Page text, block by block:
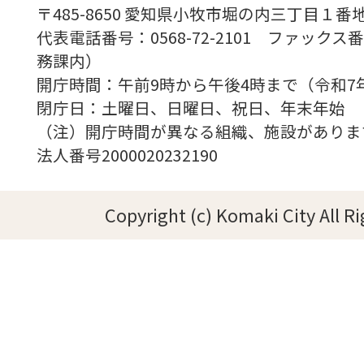
〒485-8650 愛知県小牧市堀の内三丁目１番
代表電話番号：0568-72-2101 ファックス
務課内）
開庁時間：午前9時から午後4時まで（令
閉庁日：土曜日、日曜日、祝日、年末年始
（注）開庁時間が異なる組織、施設があり
法人番号2000020232190
Copyright (c) Komaki City All